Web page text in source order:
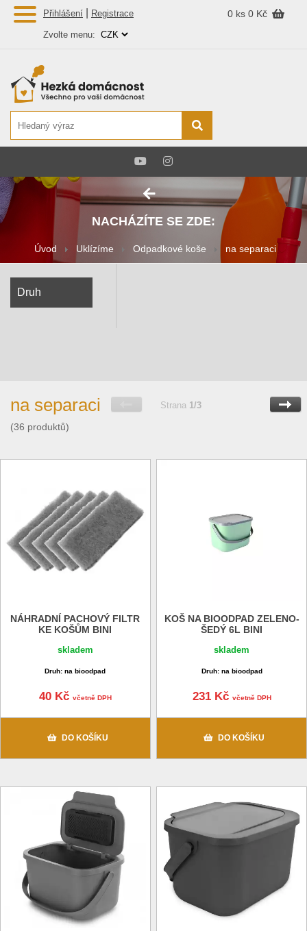
Přihlášení Registrace 0 ks 0 Kč
Zvolte menu:
NACHÁZÍTE SE ZDE:
Úvod Uklízíme Odpadkové koše na separaci
Druh
na separaci
(36 produktů)
Strana 1/3
NÁHRADNÍ PACHOVÝ FILTR
KE KOŠŮM BINI
skladem
Druh: na bioodpad
40 Kč včetně DPH
DO KOŠÍKU
KOŠ NA BIOODPAD ZELENO-
ŠEDÝ 6L BINI
skladem
Druh: na bioodpad
231 Kč včetně DPH
DO KOŠÍKU